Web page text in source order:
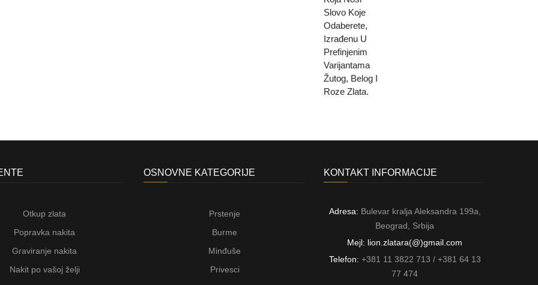
Otkup zlata
Popravka nakita
Graviranje nakita
Nakit po vašoj želji
OSNOVNE KATEGORIJE
Prstenje
Burme
Minđuše
Privesci
KONTAKT INFORMACIJE
Adresa: Bulevar kralja Aleksandra 199a,
Beograd, Srbija
Mejl: lion.zlatara(@)gmail.com
Telefon: +381 11 3822 713 / +381 64 13
77 474